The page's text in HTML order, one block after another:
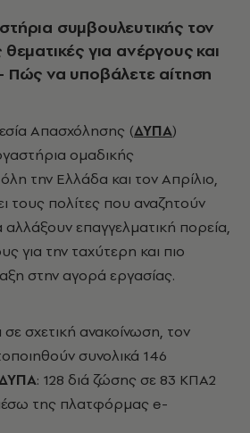
συμβουλευτικής τον
για ανέργους και
Πώς να υποβάλετε αίτηση
Απασχόλησης (ΔΥΠΑ)
ομαδικής
την Ελλάδα και τον Απρίλιο,
τους πολίτες που αναζητούν
επαγγελματική πορεία,
για την ταχύτερη και πιο
στην αγορά εργασίας.
σχετική ανακοίνωση, τον
συνολικά 146
: 128 διά ζώσης σε 83 ΚΠΑ2
της πλατφόρμας e-